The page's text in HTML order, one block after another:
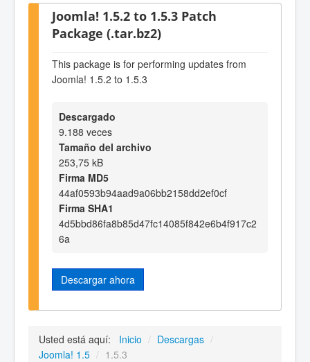
Joomla! 1.5.2 to 1.5.3 Patch
Package (.tar.bz2)
This package is for performing updates from
Joomla! 1.5.2 to 1.5.3
Descargado
9.188 veces
Tamaño del archivo
253,75 kB
Firma MD5
44af0593b94aad9a06bb2158dd2ef0cf
Firma SHA1
4d5bbd86fa8b85d47fc14085f842e6b4f917c2
6a
Descargar ahora
Usted está aquí: Inicio / Descargas /
Joomla! 1.5 / 1.5.3